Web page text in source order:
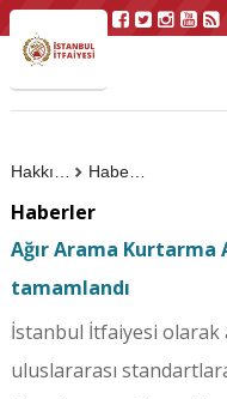
Haberler
Haberler
Ağır Arama Kurtarma
tamamlandı
İstanbul İtfaiyesi
uluslararası